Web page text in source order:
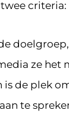
criteria:
ze het
is de plek
te